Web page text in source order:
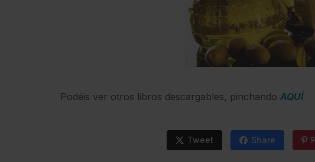
Podéis ver otros libros descargables, pinchando AQUÍ
Tweet Share